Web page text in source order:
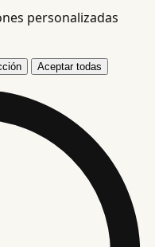
personalizadas
Aceptar todas